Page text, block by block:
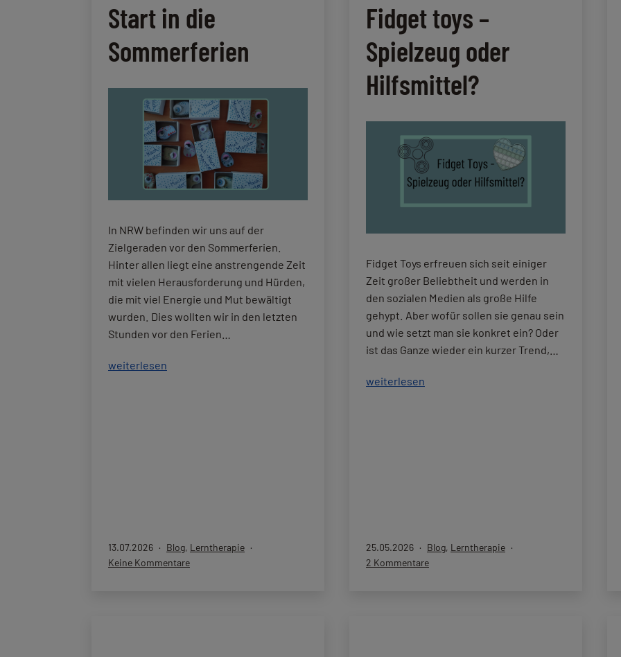
Start in die
Sommerferien
In NRW befinden wir uns auf der
Zielgeraden vor den Sommerferien.
Hinter allen liegt eine anstrengende Zeit
mit vielen Herausforderung und Hürden,
die mit viel Energie und Mut bewältigt
wurden. Dies wollten wir in den letzten
Stunden vor den Ferien…
Start
weiterlesen
Veröffentlicht
am
13.07.2026
Kategorisiert
als
Blog, Lerntherapie
Keine Kommentarezu
Fidget toys –
Spielzeug oder
Hilfsmittel?
Fidget Toys erfreuen sich seit einiger
Zeit großer Beliebtheit und werden in
den sozialen Medien als große Hilfe
gehypt. Aber wofür sollen sie genau sein
und wie setzt man sie konkret ein? Oder
ist das Ganze wieder ein kurzer Trend,…
Fidget
weiterlesen
Veröffentlicht
am
25.05.2026
Kategorisiert
als
Blog, Lerntherapie
2 Kommentarezu